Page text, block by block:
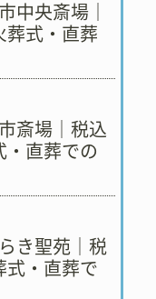
中央斎場｜
葬式・直葬
斎場｜税込
・直葬での
き聖苑｜税
式・直葬で